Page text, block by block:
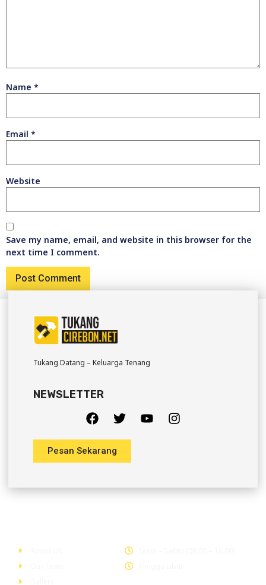
Name *
Email *
Website
Save my name, email, and website in this browser for the
next time I comment.
Tukang Datang – Keluarga Tenang
NEWSLETTER
Pesan Sekarang